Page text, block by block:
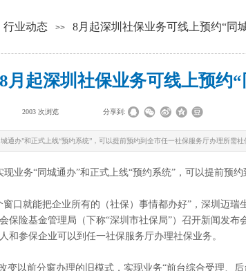
行业动态 >> 8月起深圳社保业务可线上预约“同
8月起深圳社保业务可线上预约
2003 次浏览 分享到:
通办”和正式上线“预约系统”，可以提前预约到全市任一社保服务厅办理所需社
务“同城通办”和正式上线“预约系统”，可以提前预约
就能把企业所有的（社保）事情都办好”，深圳迈瑞
保险基金管理局（下称“深圳市社保局”）召开新闻发
和参保企业可以到任一社保服务厅办理社保业务。
以前分窗办理的旧模式，实现业务“前台综合受理、后